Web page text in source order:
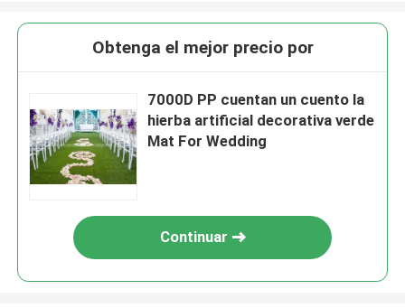
Obtenga el mejor precio por
7000D PP cuentan un cuento la
hierba artificial decorativa verde
Mat For Wedding
Continuar